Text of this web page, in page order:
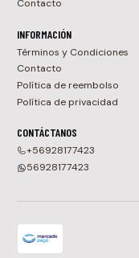
Contacto
INFORMACIÓN
Términos y Condiciones
Contacto
Política de reembolso
Política de privacidad
CONTÁCTANOS
+56928177423
56928177423